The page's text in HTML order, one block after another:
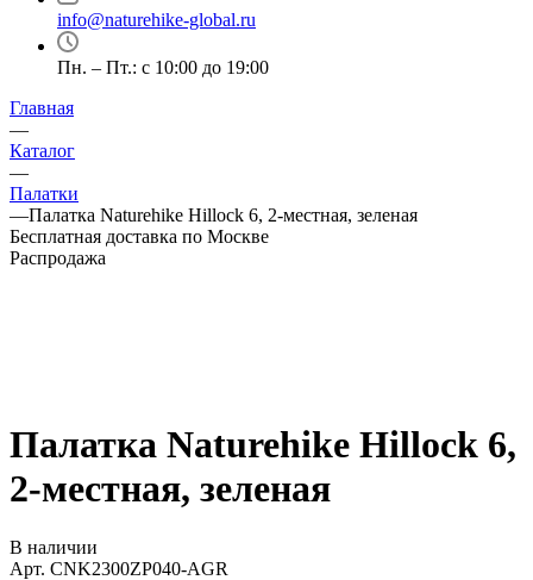
info@naturehike-global.ru
Пн. – Пт.: с 10:00 до 19:00
Главная
—
Каталог
—
Палатки
—Палатка Naturehike Hillock 6, 2-местная, зеленая
Бесплатная доставка по Москве
Распродажа
Палатка Naturehike Hillock 6,
2-местная, зеленая
В наличии
Арт. CNK2300ZP040-AGR